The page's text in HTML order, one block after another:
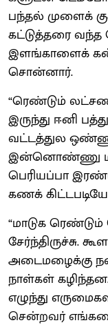
பந்தல் முளைக்
கட்டுத்தரை வந்த
இளங்காளைக்
சொன்னார்.
“ரெண்டும்
இருந்து ஈனி
வட்டத்துல
இன்னொண்ணு
பெரியப்பா
கணக்
“மாடுக
சேர்ந்திருச்சு.
அடைமழைக்கு
நாள்கள்
எழுந்து
சென்றவர்